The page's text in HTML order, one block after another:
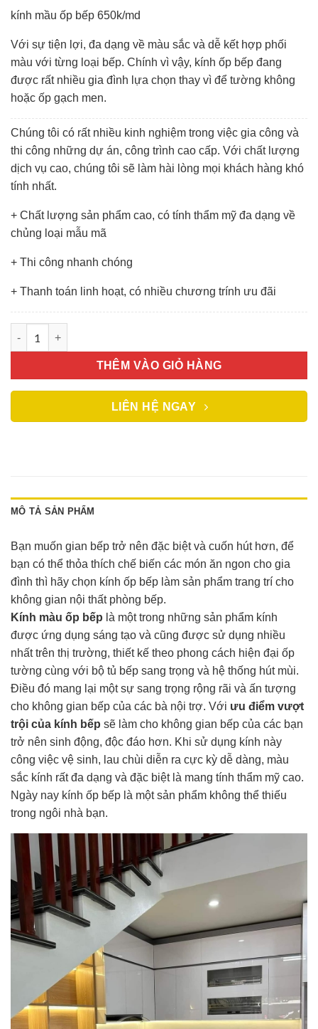
kính mầu ốp bếp 650k/md
Với sự tiện lợi, đa dạng về màu sắc và dễ kết hợp phối
màu với từng loại bếp. Chính vì vậy, kính ốp bếp đang
được rất nhiều gia đình lựa chọn thay vì để tường không
hoặc ốp gạch men.
Chúng tôi có rất nhiều kinh nghiệm trong việc gia công và
thi công những dự án, công trình cao cấp. Với chất lượng
dịch vụ cao, chúng tôi sẽ làm hài lòng mọi khách hàng khó
tính nhất.
+ Chất lượng sản phẩm cao, có tính thẩm mỹ đa dạng về
chủng loại mẫu mã
+ Thi công nhanh chóng
+ Thanh toán linh hoạt, có nhiều chương trính ưu đãi
THÊM VÀO GIỎ HÀNG
LIÊN HỆ NGAY
MÔ TẢ SẢN PHẨM
Bạn muốn gian bếp trở nên đặc biệt và cuốn hút hơn, để
bạn có thể thỏa thích chế biến các món ăn ngon cho gia
đình thì hãy chọn kính ốp bếp làm sản phẩm trang trí cho
không gian nội thất phòng bếp.
Kính màu ốp bếp là một trong những sản phẩm kính
được ứng dụng sáng tạo và cũng được sử dụng nhiều
nhất trên thị trường, thiết kế theo phong cách hiện đại ốp
tường cùng với bộ tủ bếp sang trọng và hệ thống hút mùi.
Điều đó mang lại một sự sang trọng rộng rãi và ấn tượng
cho không gian bếp của các bà nội trợ. Với ưu điểm vượt
trội của kính bếp sẽ làm cho không gian bếp của các bạn
trở nên sinh động, độc đáo hơn. Khi sử dụng kính này
công việc vệ sinh, lau chùi diễn ra cực kỳ dễ dàng, màu
sắc kính rất đa dạng và đặc biệt là mang tính thẩm mỹ cao.
Ngày nay kính ốp bếp là một sản phẩm không thể thiếu
trong ngôi nhà bạn.